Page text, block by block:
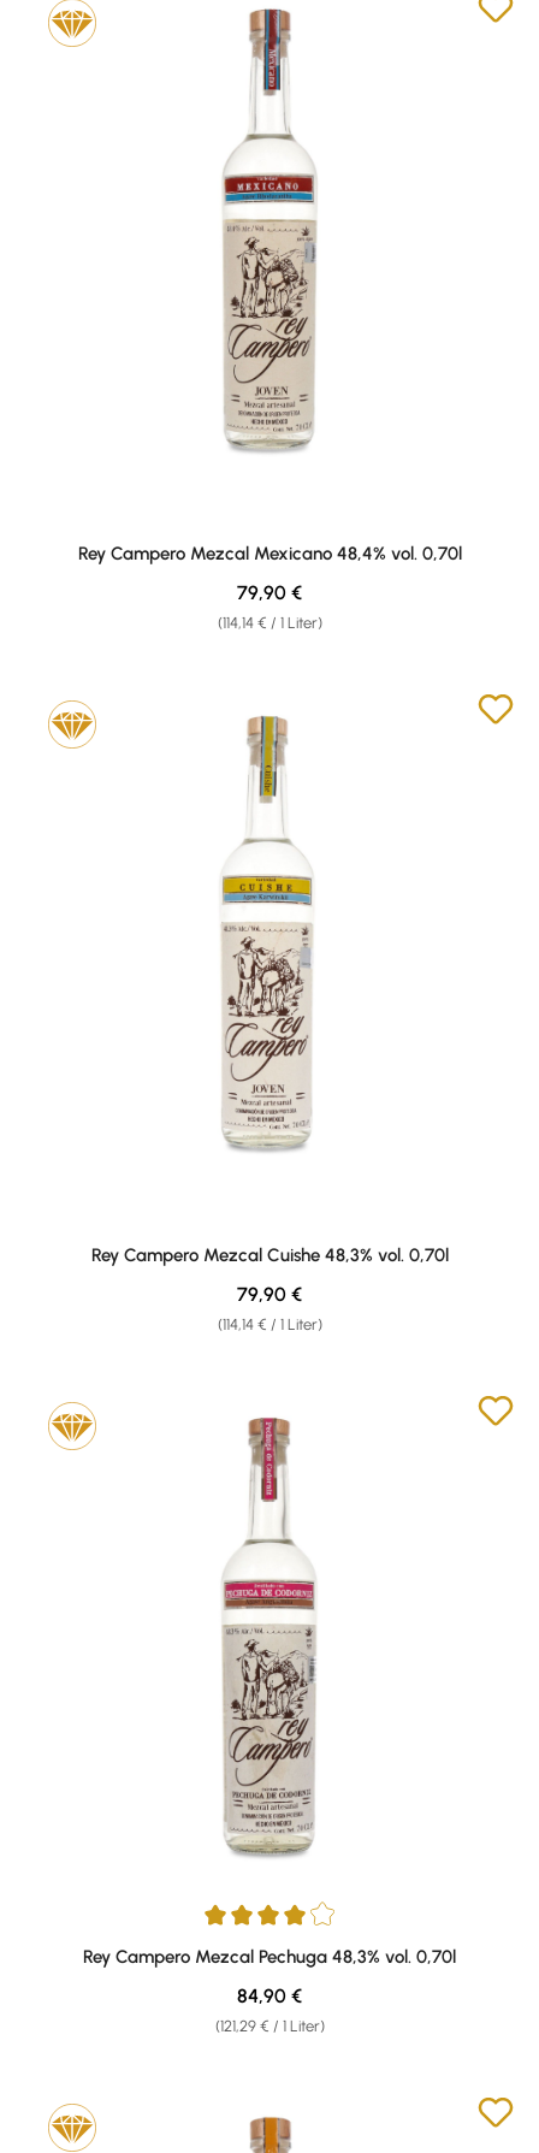
Rey Campero Mezcal Mexicano 48,4% vol. 0,70l
(114,14 € / 1 Liter)
Regulärer Preis:
79,90 €
Rey Campero Mezcal Cuishe 48,3% vol. 0,70l
(114,14 € / 1 Liter)
Regulärer Preis:
79,90 €
Durchschnittliche Bewertung von 4 von 5 Sternen
Rey Campero Mezcal Pechuga 48,3% vol. 0,70l
(121,29 € / 1 Liter)
Regulärer Preis:
84,90 €